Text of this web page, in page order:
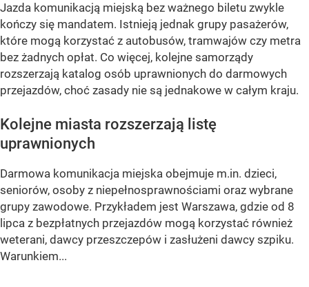
Jazda komunikacją miejską bez ważnego biletu zwykle
kończy się mandatem. Istnieją jednak grupy pasażerów,
które mogą korzystać z autobusów, tramwajów czy metra
bez żadnych opłat. Co więcej, kolejne samorządy
rozszerzają katalog osób uprawnionych do darmowych
przejazdów, choć zasady nie są jednakowe w całym kraju.
Kolejne miasta rozszerzają listę
uprawnionych
Darmowa komunikacja miejska obejmuje m.in. dzieci,
seniorów, osoby z niepełnosprawnościami oraz wybrane
grupy zawodowe. Przykładem jest Warszawa, gdzie od 8
lipca z bezpłatnych przejazdów mogą korzystać również
weterani, dawcy przeszczepów i zasłużeni dawcy szpiku.
Warunkiem...